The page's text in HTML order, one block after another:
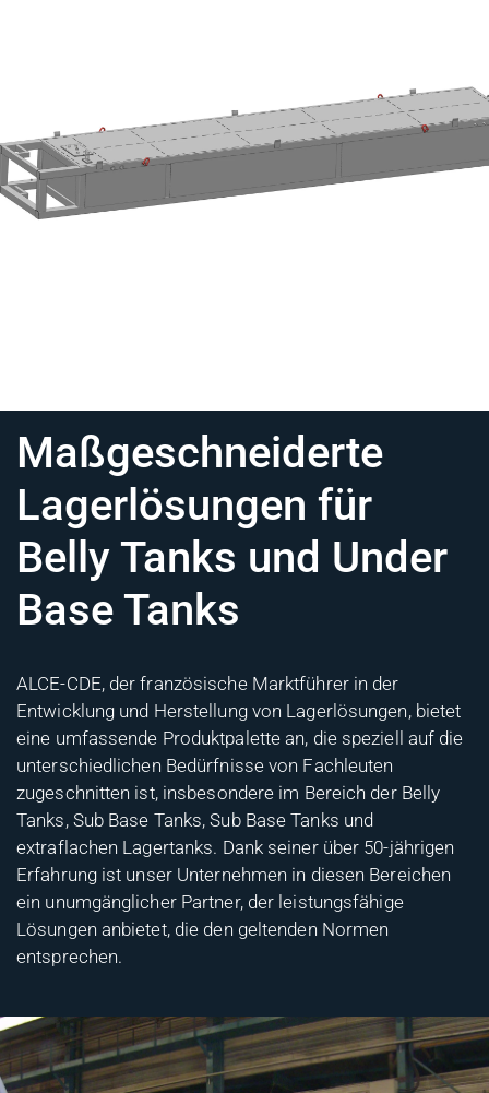
Maßgeschneiderte
Lagerlösungen für
Belly Tanks und Under
Base Tanks
ALCE-CDE, der französische Marktführer in der
Entwicklung und Herstellung von Lagerlösungen, bietet
eine umfassende Produktpalette an, die speziell auf die
unterschiedlichen Bedürfnisse von Fachleuten
zugeschnitten ist, insbesondere im Bereich der Belly
Tanks, Sub Base Tanks, Sub Base Tanks und
extraflachen Lagertanks. Dank seiner über 50-jährigen
Erfahrung ist unser Unternehmen in diesen Bereichen
ein unumgänglicher Partner, der leistungsfähige
Lösungen anbietet, die den geltenden Normen
entsprechen.